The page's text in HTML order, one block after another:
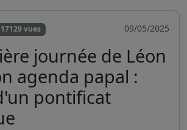
17129 vues 09/05/2025
journée de Léon
agenda papal :
pontificat